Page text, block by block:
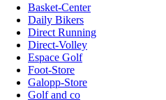
Basket-Center
Daily Bikers
Direct Running
Direct-Volley
Espace Golf
Foot-Store
Galopp-Store
Golf and co